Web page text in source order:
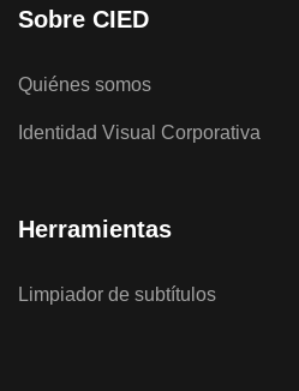
Sobre CIED
Quiénes somos
Identidad Visual Corporativa
Herramientas
Limpiador de subtítulos